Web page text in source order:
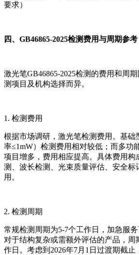
要求）
四、GB46865-2025检测费用与周期参考
激光笔GB46865-2025检测的费用和周
测项目及机构选择而异。
1. 检测费用
根据市场调研，激光笔检测费用。基础
率≤1mW）检测费用相对较低；而多功
项目增多，费用相应提高。具体费用构
测、波长检测、光束质量评估、安全标
用。
2. 检测周期
常规检测周期为5-7个工作日，加急服务
对于结构复杂或需额外评估的产品，周
作日。考虑到2026年7月1日过渡期截